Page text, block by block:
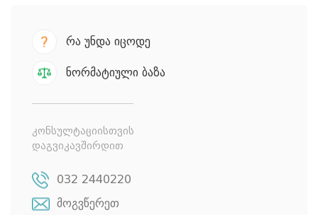
რა უნდა იცოდე
ნორმატიული ბაზა
კონსულტაციისთვის
დაგვიკავშირდით
032 2440220
მოგვწერეთ